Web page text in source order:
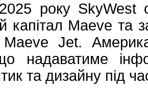
року SkyWest
капітал Maeve та
Jet.
надаватиме
та дизайну під